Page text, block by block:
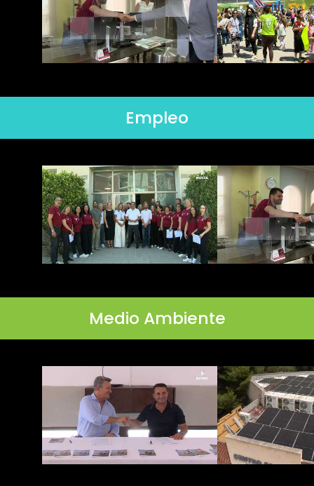
Empleo
Medio Ambiente